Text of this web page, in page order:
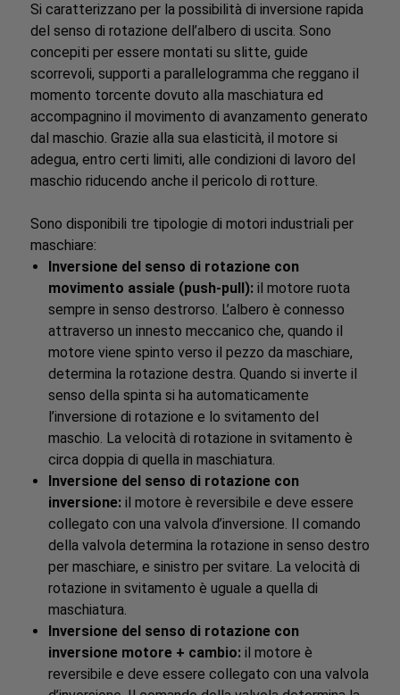
Si caratterizzano per la possibilità di inversione rapida
del senso di rotazione dell’albero di uscita. Sono
concepiti per essere montati su slitte, guide
scorrevoli, supporti a parallelogramma che reggano il
momento torcente dovuto alla maschiatura ed
accompagnino il movimento di avanzamento generato
dal maschio. Grazie alla sua elasticità, il motore si
adegua, entro certi limiti, alle condizioni di lavoro del
maschio riducendo anche il pericolo di rotture.
Sono disponibili tre tipologie di motori industriali per
maschiare:
Inversione del senso di rotazione con
movimento assiale (push-pull):il motore ruota
sempre in senso destrorso. L’albero è connesso
attraverso un innesto meccanico che, quando il
motore viene spinto verso il pezzo da maschiare,
determina la rotazione destra. Quando si inverte il
senso della spinta si ha automaticamente
l’inversione di rotazione e lo svitamento del
maschio. La velocità di rotazione in svitamento è
circa doppia di quella in maschiatura.
Inversione del senso di rotazione con
inversione:il motore è reversibile e deve essere
collegato con una valvola d’inversione. Il comando
della valvola determina la rotazione in senso destro
per maschiare, e sinistro per svitare. La velocità di
rotazione in svitamento è uguale a quella di
maschiatura.
Inversione del senso di rotazione con
inversione motore + cambio:il motore è
reversibile e deve essere collegato con una valvola